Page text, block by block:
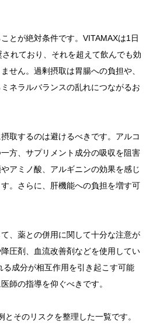
とが絶対条件です。VITAMAXは1日
れており、それを超えて飲んでも効
せん。過剰摂取は胃腸への負担や、
ネラルバランスの乱れにつながるお
取するのは避けるべきです。アルコ
方、サプリメント成分の吸収を阻害
アミノ酸、アルギニンの効果を感じ
。さらに、肝機能への負担を増す可
、薬との併用に関して十分な注意が
圧剤、血流改善剤などを使用してい
る成分が相互作用を引き起こす可能
師の指導を仰ぐべきです。
とそのリスクを整理した一覧です。